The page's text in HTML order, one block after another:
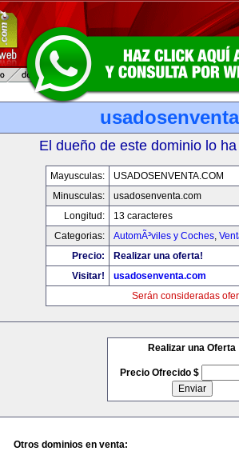
El dueño de este dominio lo
Mayusculas:
USADOSENVENTA.COM
Minusculas:
usadosenventa.com
Longitud:
13 caracteres
Categorias:
AutomÃ³viles y Coches,
Precio:
Realizar una oferta!
Visitar!
usadosenventa.com
Serán consideradas
Realizar una Oferta
Precio Ofrecido $
Otros dominios en venta: